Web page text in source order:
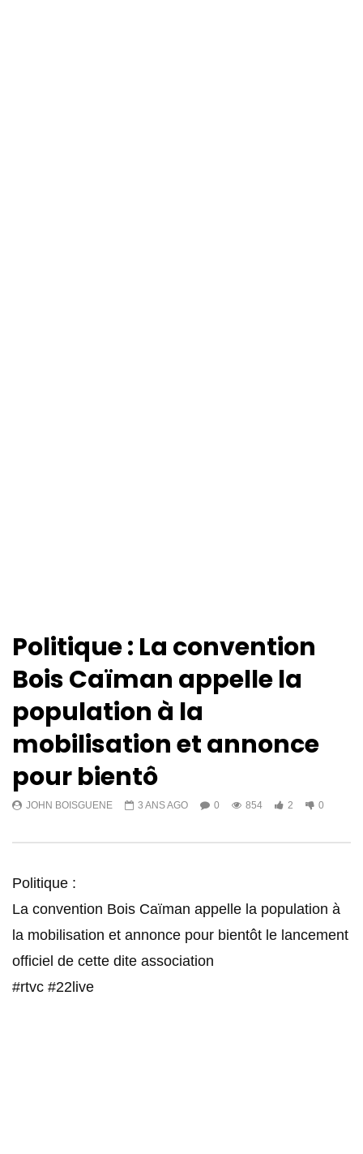
Politique : La convention
Bois Caïman appelle la
population à la
mobilisation et annonce
pour bientô
JOHN BOISGUENE 3 ANS AGO 0 854 2 0
Politique :
La convention Bois Caïman appelle la population à
la mobilisation et annonce pour bientôt le lancement
officiel de cette dite association
#rtvc #22live